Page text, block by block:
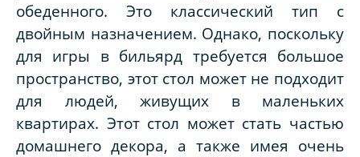
обеденного. Это классический тип с
двойным назначением. Однако, поскольку
для игры в бильярд требуется большое
пространство, этот стол может не подходит
для людей, живущих в маленьких
квартирах. Этот стол может стать частью
домашнего декора, а также имея очень